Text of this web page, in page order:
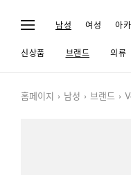
남성 여성 아
신상품 브랜드 의류
홈페이지 남성 브랜드